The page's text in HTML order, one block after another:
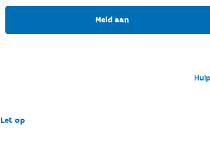
Meld aan
Let op